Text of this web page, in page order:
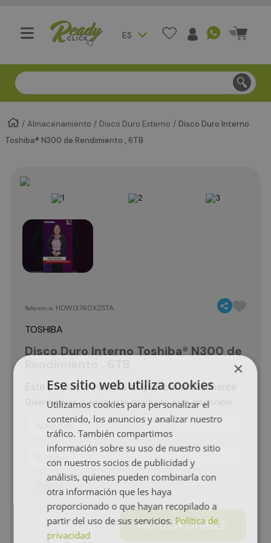
ES
Compra segura - Entregas en Bogotá en menos de 3
Almacenamiento Disco Duro Externo
Disco Duro Interno
Toshiba® N300 de Rendimiento , 6TB
Referencia: HDWG760XZSTA
TOSHIBA
Disco Duro Interno Toshiba® N300 de
Este producto no está disponible actualmente
Quiero saber cuando este producto está disponible
NO DISPONIBLE
×
Ese sitio web utiliza cookies
Utilizamos cookies para personalizar el
contenido, los anuncios y analizar nuestro
tráfico. También compartimos
información sobre su uso de nuestro sitio
con nuestros socios de publicidad y
análisis, quienes pueden combinarla con
otra información que les haya
proporcionado o que hayan recopilado a
partir del uso de sus servicios. Política de
privacidad